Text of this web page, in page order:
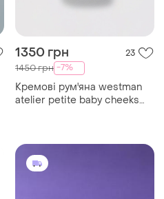
1350 грн 23
1450 грн -7%
Кремові рум'яна westman
atelier petite baby cheeks